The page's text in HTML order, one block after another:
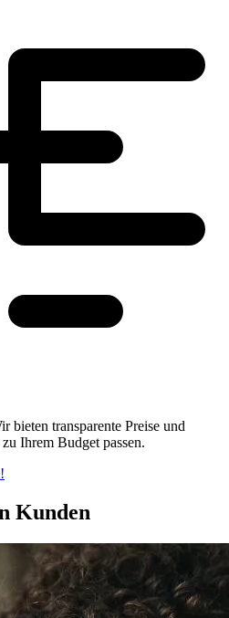
bieten transparente Preise und
Ihrem Budget passen.
Kunden